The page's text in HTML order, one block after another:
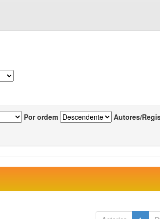
Por ordem Autores/